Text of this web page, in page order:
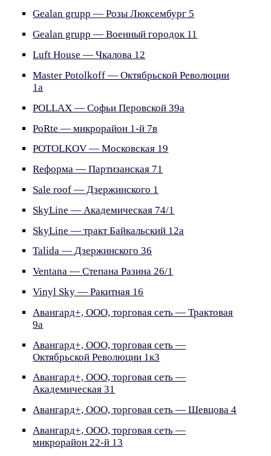
Gealan grupp — Розы Люксембург 5
Gealan grupp — Военный городок 11
Luft House — Чкалова 12
Master Potolkoff — Октябрьской Революции
1а
POLLAX — Софьи Перовской 39а
PoRte — микрорайон 1-й 7в
POTOLKOV — Московская 19
Reформа — Партизанская 71
Sale roof — Дзержинского 1
SkyLine — Академическая 74/1
SkyLine — тракт Байкальский 12а
Talida — Дзержинского 36
Ventana — Степана Разина 26/1
Vinyl Sky — Ракитная 16
Авангард+, ООО, торговая сеть — Трактовая
9а
Авангард+, ООО, торговая сеть —
Октябрьской Революции 1к3
Авангард+, ООО, торговая сеть —
Академическая 31
Авангард+, ООО, торговая сеть — Шевцова 4
Авангард+, ООО, торговая сеть —
микрорайон 22-й 13